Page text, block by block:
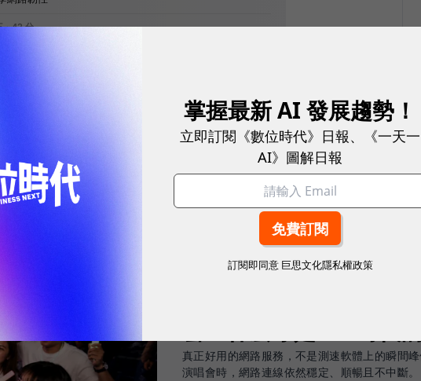
2026.08.03|3C生活
告別「極速迷思」！
密：什麼才是 5G 時代
真正好用的網路服務，不是測速軟體上的瞬間
演唱會時，網路連線依然穩定、順暢且不中斷。
掌握最新 AI 發展趨勢！
立即訂閱《數位時代》日報、《一天一
AI》圖解日報
訂閱即同意 巨思文化隱私權政策